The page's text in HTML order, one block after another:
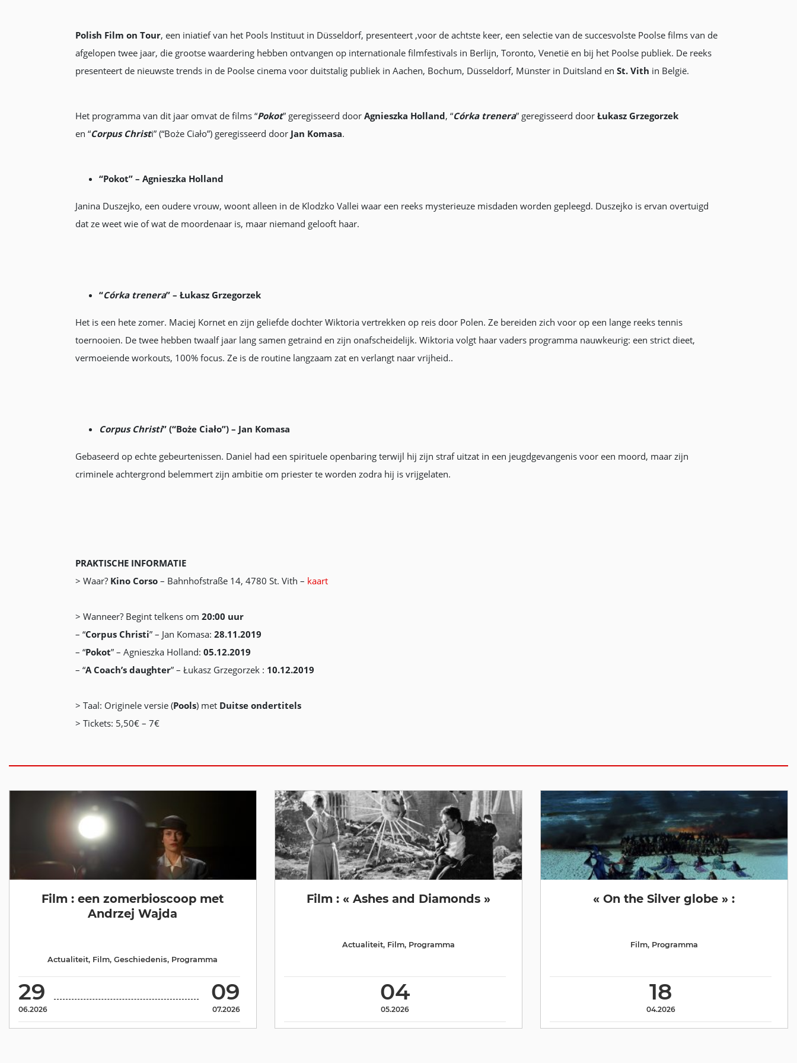
Polish Film on Tour, een iniatief van het Pools Instituut in Düsseldorf, presenteert ,voor de achtste keer, een selectie van de succesvolste Poolse films van de
afgelopen twee jaar, die grootse waardering hebben ontvangen op internationale filmfestivals in Berlijn, Toronto, Venetië en bij het Poolse publiek. De reeks
presenteert de nieuwste trends in de Poolse cinema voor duitstalig publiek in Aachen, Bochum, Düsseldorf, Münster in Duitsland en St. Vith in België.
Het programma van dit jaar omvat de films “Pokot” geregisseerd door Agnieszka Holland, “Córka trenera” geregisseerd door Łukasz Grzegorzek
en “Corpus Christi” (“Boże Ciało”) geregisseerd door Jan Komasa.
“Pokot” – Agnieszka Holland
Janina Duszejko, een oudere vrouw, woont alleen in de Klodzko Vallei waar een reeks mysterieuze misdaden worden gepleegd. Duszejko is ervan overtuigd
dat ze weet wie of wat de moordenaar is, maar niemand gelooft haar.
“Córka trenera” – Łukasz Grzegorzek
Het is een hete zomer. Maciej Kornet en zijn geliefde dochter Wiktoria vertrekken op reis door Polen. Ze bereiden zich voor op een lange reeks tennis
toernooien. De twee hebben twaalf jaar lang samen getraind en zijn onafscheidelijk. Wiktoria volgt haar vaders programma nauwkeurig: een strict dieet,
vermoeiende workouts, 100% focus. Ze is de routine langzaam zat en verlangt naar vrijheid..
Corpus Christi” (“Boże Ciało”) – Jan Komasa
Gebaseerd op echte gebeurtenissen. Daniel had een spirituele openbaring terwijl hij zijn straf uitzat in een jeugdgevangenis voor een moord, maar zijn
criminele achtergrond belemmert zijn ambitie om priester te worden zodra hij is vrijgelaten.
PRAKTISCHE INFORMATIE
> Waar? Kino Corso– Bahnhofstraße 14, 4780 St. Vith – kaart
> Wanneer? Begint telkens om 20:00 uur
– “Corpus Christi” – Jan Komasa: 28.11.2019
– “Pokot” – Agnieszka Holland: 05.12.2019
– “A Coach’s daughter” – Łukasz Grzegorzek : 10.12.2019
> Taal: Originele versie (Pools) metDuitse ondertitels
> Tickets: 5,50€ – 7€
Film : een zomerbioscoop met
Andrzej Wajda
29
06.2026
09
07.2026
Actualiteit, Film,Geschiedenis, Programma
Film : « Ashes and Diamonds »
04
05.2026
Actualiteit, Film, Programma
« On the Silver globe » :
18
04.2026
Film, Programma